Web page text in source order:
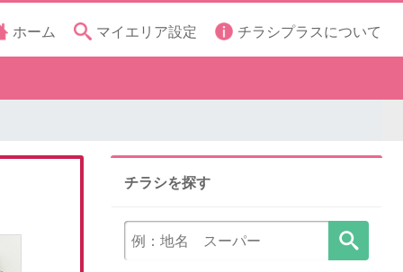
ホーム マイエリア設定 チラシプラスについて
チラシを探す